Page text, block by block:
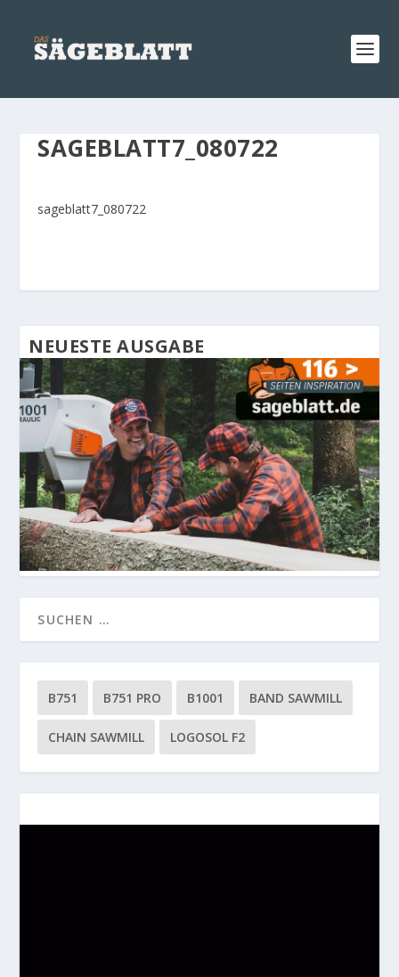
SAGEBLATT7_080722
sageblatt7_080722
NEUESTE AUSGABE
B751 B751 PRO B1001 BAND SAWMILL
CHAIN SAWMILL LOGOSOL F2